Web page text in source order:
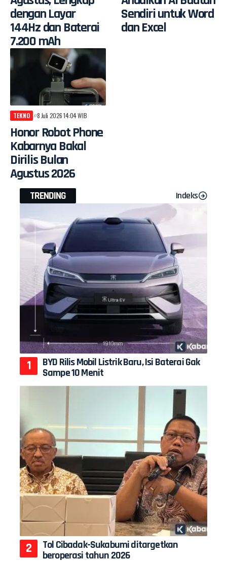
dengan Layar
144Hz dan Baterai
7.200 mAh
Sendiri untuk Word
dan Excel
TEKNO 8 Juli 2026 14:04 WIB
Honor Robot Phone
Kabarnya Bakal
Dirilis Bulan
Agustus 2026
TRENDING Indeks
BYD Rilis Mobil Listrik Baru, Isi Baterai Gak
Sampe 10 Menit
Tol Cibadak-Sukabumi ditargetkan
beroperasi tahun 2026